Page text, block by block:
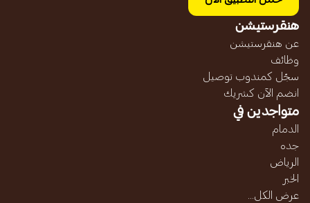
هنقرستيشن
عن هنقرستيشن
وظائف
سجّل كمندوب توصيل
انضم الآن كشريك
متواجدين في
الدمام
جده
الرياض
الخبر
عرض الكل...